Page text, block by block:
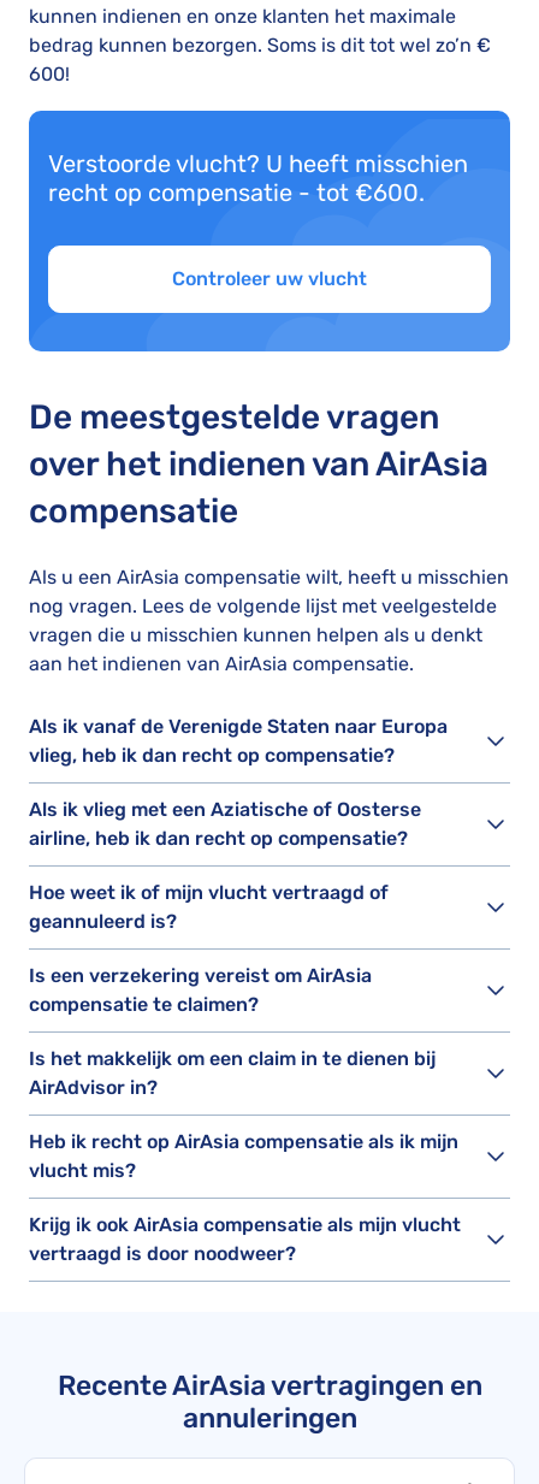
kunnen indienen en onze klanten het maximale
bedrag kunnen bezorgen. Soms is dit tot wel zo’n €
600!
Verstoorde vlucht? U heeft misschien
recht op compensatie - tot €600.
Controleer uw vlucht
De meestgestelde vragen
over het indienen van AirAsia
compensatie
Als u een AirAsia compensatie wilt, heeft u misschien
nog vragen. Lees de volgende lijst met veelgestelde
vragen die u misschien kunnen helpen als u denkt
aan het indienen van AirAsia compensatie.
Als ik vanaf de Verenigde Staten naar Europa
vlieg, heb ik dan recht op compensatie?
Als ik vlieg met een Aziatische of Oosterse
airline, heb ik dan recht op compensatie?
Hoe weet ik of mijn vlucht vertraagd of
geannuleerd is?
Is een verzekering vereist om AirAsia
compensatie te claimen?
Is het makkelijk om een claim in te dienen bij
AirAdvisor in?
Heb ik recht op AirAsia compensatie als ik mijn
vlucht mis?
Krijg ik ook AirAsia compensatie als mijn vlucht
vertraagd is door noodweer?
Recente AirAsia vertragingen en
annuleringen